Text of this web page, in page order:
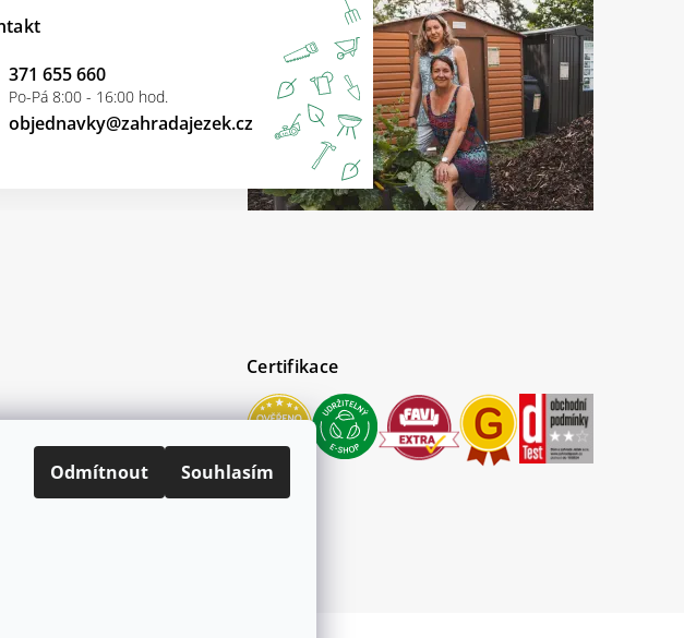
Odmítnout Souhlasím
objednavky@zahradajezek.cz
371 655 660
Po-Pá 8:00 - 16:00 hod.
Certifikace